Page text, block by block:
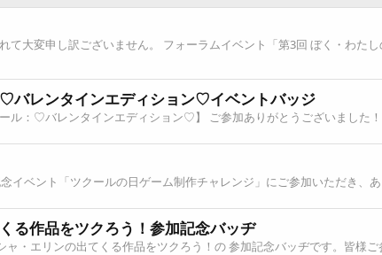
て大変申し訳ございません。 フォーラムイベント「第3回 ぼく・わ
バレンタインエディション♡イベントバッジ
ル：♡バレンタインエディション♡】 ご参加ありがとうございました！
イベント「ツクールの日ゲーム制作チャレンジ」にご参加いただき、
る作品をツクろう！参加記念バッヂ
ャ・エリンの出てくる作品をツクろう！の 参加記念バッヂです。皆様ご